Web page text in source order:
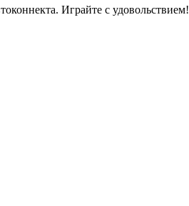
Играйте с удовольствием!